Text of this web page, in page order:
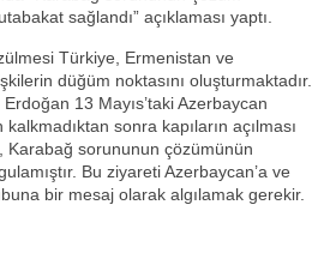
sağlandı” açıklaması yaptı.
Türkiye, Ermenistan ve
düğüm noktasını oluşturmaktadır.
13 Mayıs’taki Azerbaycan
sonra kapıların açılması
Karabağ sorununun çözümünün
Bu ziyareti Azerbaycan’a ve
bir mesaj olarak algılamak gerekir.